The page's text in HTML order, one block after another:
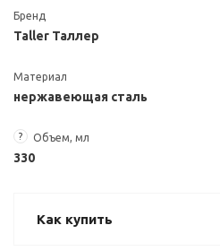
Бренд
Taller Таллер
Материал
нержавеющая сталь
? Объем, мл
330
Как купить